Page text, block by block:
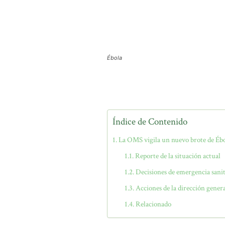
Ébola
Índice de Contenido
La OMS vigila un nuevo brote de
Reporte de la situación actual
Decisiones de emergencia
Acciones de la dirección
Relacionado